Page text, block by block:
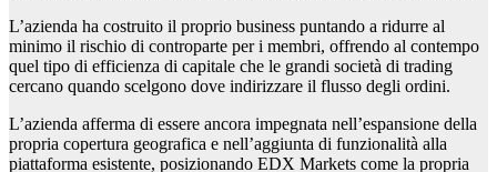
L’azienda ha costruito il proprio business puntando a ridurre al
minimo il rischio di controparte per i membri, offrendo al contempo
quel tipo di efficienza di capitale che le grandi società di trading
cercano quando scelgono dove indirizzare il flusso degli ordini.
L’azienda afferma di essere ancora impegnata nell’espansione della
propria copertura geografica e nell’aggiunta di funzionalità alla
piattaforma esistente, posizionando EDX Markets come la propria